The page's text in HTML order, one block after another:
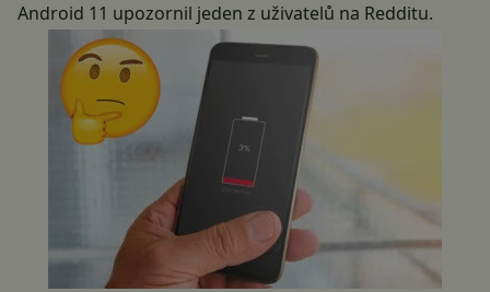
Android 11 upozornil jeden z uživatelů na Redditu.